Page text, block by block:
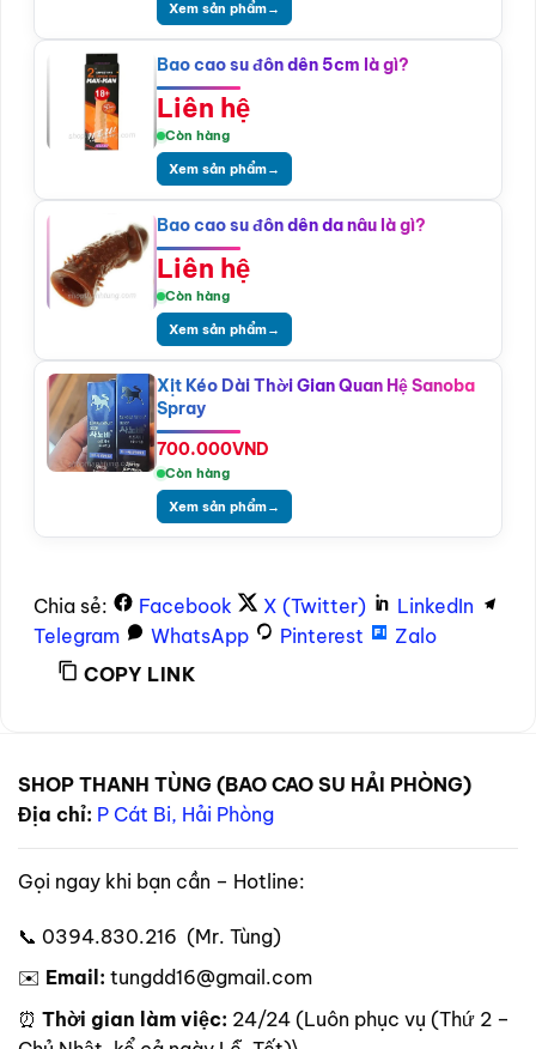
Xem sản phẩm→
Bao cao su đôn dên 5cm là gì?
Liên hệ
Còn hàng
Xem sản phẩm→
Bao cao su đôn dên da nâu là gì?
Liên hệ
Còn hàng
Xem sản phẩm→
Xịt Kéo Dài Thời Gian Quan Hệ Sanoba
Spray
700.000VND
Còn hàng
Xem sản phẩm→
Chia sẻ: Facebook X (Twitter)
LinkedIn
Telegram
WhatsApp Pinterest
Zalo
COPY LINK
SHOP THANH TÙNG (BAO CAO SU HẢI PHÒNG)
Địa chỉ: P Cát Bi, Hải Phòng
Gọi ngay khi bạn cần – Hotline:
📞 0394.830.216 (Mr. Tùng)
✉️ Email: tungdd16@gmail.com
⏰ Thời gian làm việc: 24/24 (Luôn phục vụ (Thứ 2 –